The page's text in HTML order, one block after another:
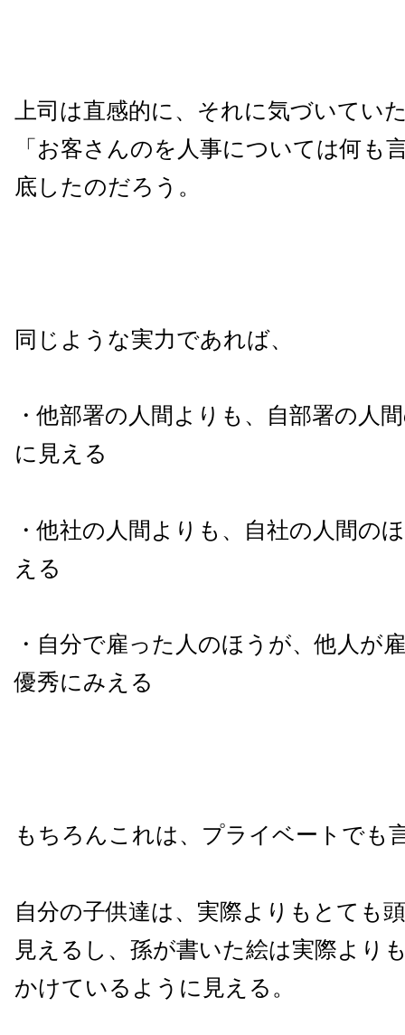
上司は直感的に、それに気づいてい
「お客さんのを人事については何も
底したのだろう。
同じような実力であれば、
・他部署の人間よりも、自部署の人
に見える
・他社の人間よりも、自社の人間の
える
・自分で雇った人のほうが、他人が
優秀にみえる
もちろんこれは、プライベートでも
自分の子供達は、実際よりもとても
見えるし、孫が書いた絵は実際より
かけているように見える。